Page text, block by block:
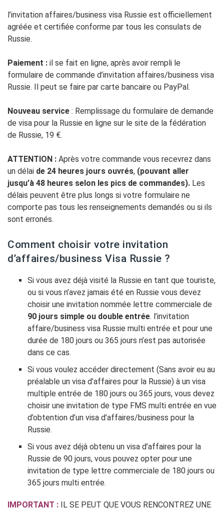
l’invitation affaires/business visa Russie est officiellement
agréée et certifiée conforme par tous les consulats de
Russie.
Paiement : il se fait en ligne, après avoir rempli le
formulaire de commande d’invitation affaires/business visa
Russie. Il peut se faire par carte bancaire ou PayPal.
Nouveau service : Remplissage du formulaire de demande
de visa pour la Russie en ligne sur le site de la fédération
de Russie, 19 €.
ATTENTION : Après votre commande vous recevrez dans
un délai de 24 heures jours ouvrés, (pouvant aller
jusqu’à 48 heures selon les pics de commandes). Les
délais peuvent être plus longs si votre formulaire ne
comporte pas tous les renseignements demandés ou si ils
sont erronés.
Comment choisir votre invitation
d’affaires/business Visa Russie ?
Si vous avez déjà visité la Russie en tant que touriste,
ou si vous n’avez jamais été en Russie vous devez
choisir une invitation nommée lettre commerciale de
90 jours simple ou double entrée. l’invitation
affaire/business visa Russie multi entrée et pour une
durée de 180 jours ou 365 jours n’est pas autorisée
dans ce cas.
Si vous voulez accéder directement (Sans avoir eu au
préalable un visa d’affaires pour la Russie) à un visa
multiple entrée de 180 jours ou 365 jours, vous devez
choisir une invitation de type FMS multi entrée en vue
d’obtention d’un visa d’affaires/business pour la
Russie.
Si vous avez déjà obtenu un visa d’affaires pour la
Russie de 90 jours, vous pouvez opter pour une
invitation de type lettre commerciale de 180 jours ou
365 jours multi entrée.
IMPORTANT : IL SE PEUT QUE VOUS RENCONTREZ UNE